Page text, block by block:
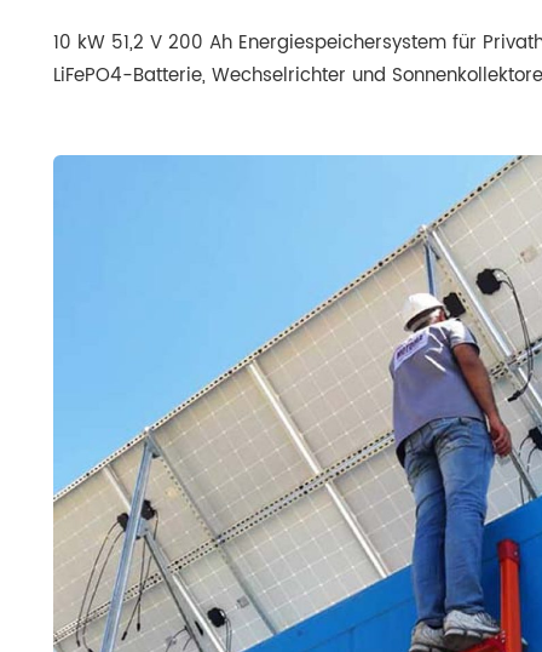
10 kW 51,2 V 200 Ah Energiespeichersystem für
LiFePO4-Batterie, Wechselrichter und